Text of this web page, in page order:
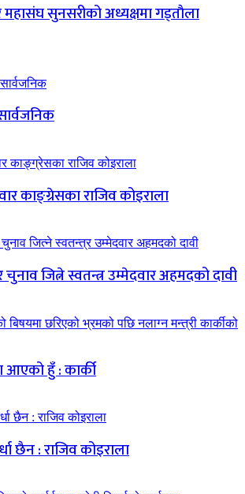
महासंघ सुनसरीको अध्यक्षमा गड्ताैला
काङ्ग्रेसका राजिव कोइराला
जित्ने स्वतन्त्र उम्मेदवार अहमदको दावी
आएको हुँ : कार्की
छैन : राजिव कोइराला